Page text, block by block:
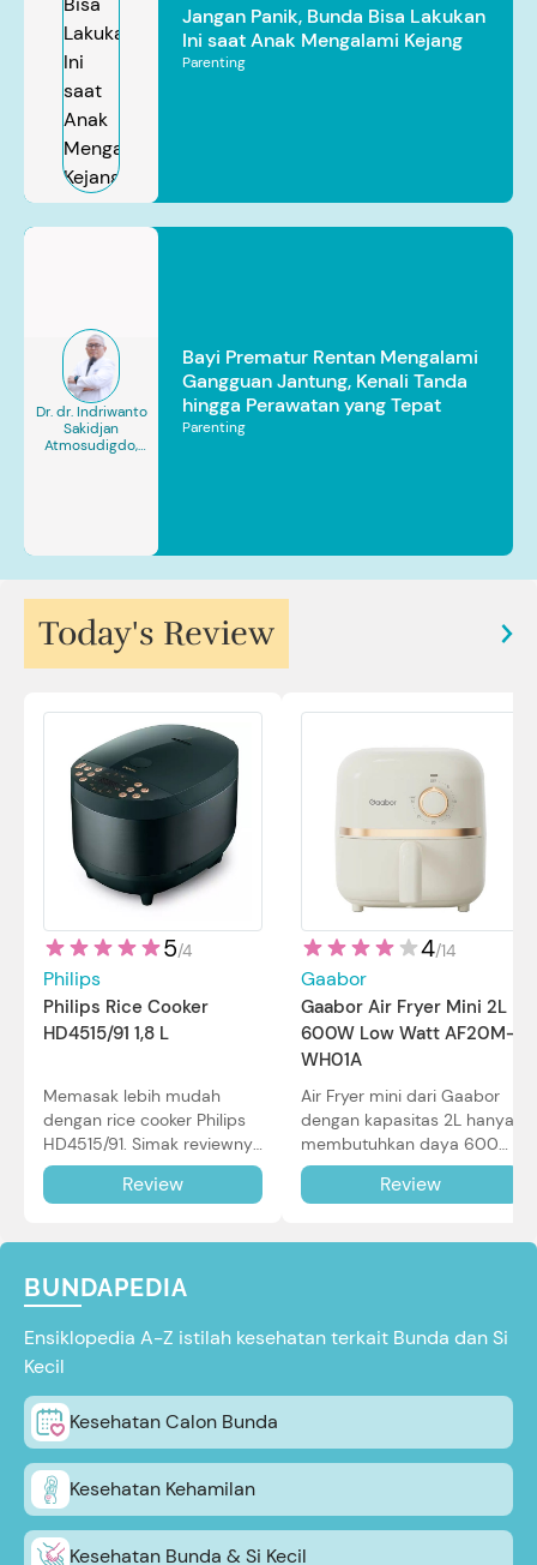
Jangan Panik, Bunda Bisa Lakukan
Ini saat Anak Mengalami Kejang
Parenting
Dr. dr. Indriwanto
Sakidjan
Atmosudigdo,
Bayi Prematur Rentan Mengalami
Gangguan Jantung, Kenali Tanda
hingga Perawatan yang Tepat
Parenting
Today's Review
5/4
Philips
Philips Rice Cooker
HD4515/91 1,8 L
Memasak lebih mudah
dengan rice cooker Philips
HD4515/91. Simak reviewnya
di sini.
Review
4/14
Gaabor
Gaabor Air Fryer Mini 2L
600W Low Watt AF20M-
WH01A
Air Fryer mini dari Gaabor
dengan kapasitas 2L hanya
membutuhkan daya 600W
dalam pemakaian. Simak
review selengkapnya di sini.
Review
BUNDAPEDIA
Ensiklopedia A-Z istilah kesehatan terkait Bunda dan Si
Kecil
Kesehatan Calon Bunda
Kesehatan Kehamilan
Kesehatan Bunda & Si Kecil